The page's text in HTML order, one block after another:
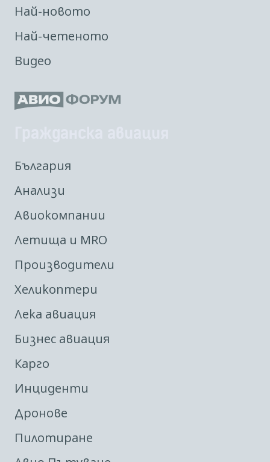
Най-новото
Най-четеното
Видео
България
Анализи
Авиокомпании
Летища и MRO
Производители
Хеликоптери
Лека авиация
Бизнес авиация
Карго
Инциденти
Дронове
Пилотиране